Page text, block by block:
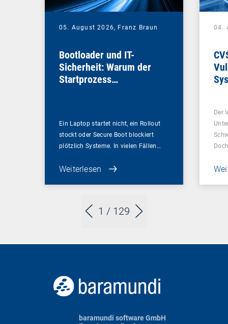
1 / 129
05. August 2026, Franz Braun
Bootloader und IT-
Sicherheit: Warum der
Startprozess
Ein Laptop startet nicht, ein Rollout
stockt oder Secure Boot blockiert
plötzlich Systeme. In vielen Fällen…
Weiterlesen
04.
Der
baramundi software GmbH